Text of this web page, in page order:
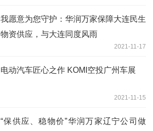
我愿意为您守护：华润万家保障大连民生
物资供应，与大连同度风雨
2021-11-17
电动汽车匠心之作 KOMI空投广州车展
2021-11-15
“保供应、稳物价”华润万家辽宁公司做